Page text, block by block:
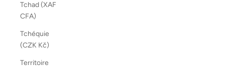
Tchad (XAF
CFA)
Tchéquie
(CZK Kč)
Territoire